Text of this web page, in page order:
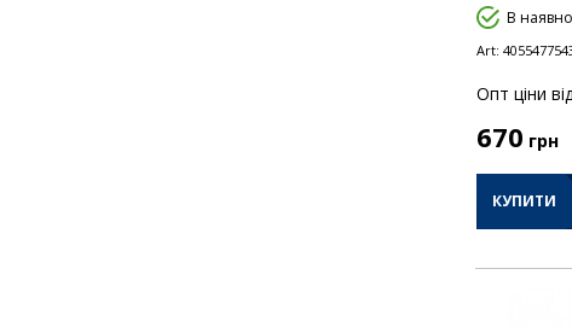
В
Art:
Опт цiни
670 грн
КУПИТИ